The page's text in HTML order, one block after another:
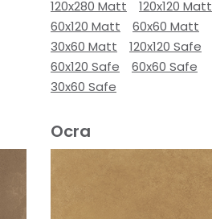
120x280 Matt
120x120 Matt
60x120 Matt
60x60 Matt
30x60 Matt
120x120 Safe
60x120 Safe
60x60 Safe
30x60 Safe
Ocra